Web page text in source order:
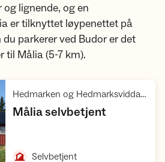
lignende, og en
er tilknyttet løypenettet på
parkerer ved Budor er det
til Målia (5-7 km).
Hedmarken og Hedmarksvidda, Rondane villreinområde 1
Målia selvbetjent
Selvbetjent,